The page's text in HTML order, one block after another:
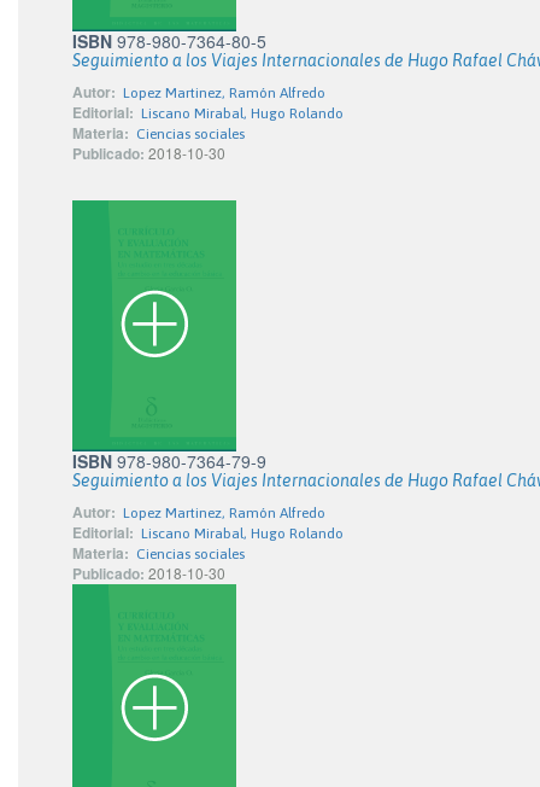
ISBN 978-980-7364-80-5
Seguimiento a los Viajes Internacionales de Hugo Rafael
Autor: Lopez Martinez, Ramón Alfredo
Editorial: Liscano Mirabal, Hugo Rolando
Materia: Ciencias sociales
Publicado: 2018-10-30
ISBN 978-980-7364-79-9
Seguimiento a los Viajes Internacionales de Hugo Rafael
Autor: Lopez Martinez, Ramón Alfredo
Editorial: Liscano Mirabal, Hugo Rolando
Materia: Ciencias sociales
Publicado: 2018-10-30